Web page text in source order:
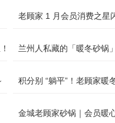
老顾家 1 月会员消费之星
兰州人私藏的「暖冬砂锅
积分别 “躺平”！老顾家暖
金城老顾家砂锅｜会员暖